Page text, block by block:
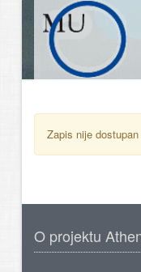
Zapis nije dostupan
O projektu